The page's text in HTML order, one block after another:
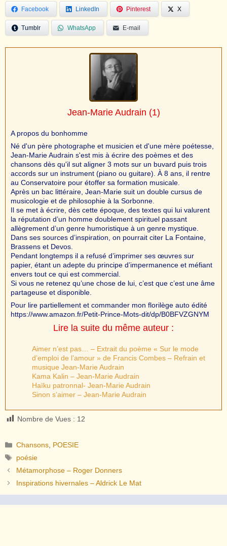
Facebook LinkedIn Pinterest X
Tumblr WhatsApp E-mail
Jean-Marie Audrain (1)
A propos du bonhomme
Né d'un père photographe et musicien et d'une mère poétesse,
Jean-Marie Audrain s'est mis à écrire des poèmes et des
chansons dès qu'il sut aligner 3 mots sur un buvard puis trois
accords sur un instrument (piano ou guitare). À 8 ans, il rentre
au Conservatoire pour étoffer sa formation musicale.
Après un bac littéraire, Jean-Marie suit un double cursus de
musicologie et de philosophie à la Sorbonne.
Il se met à écrire, dès cette époque, des textes qui lui valurent
la réputation d’un homme doublement spirituel passant
allègrement d’un genre humoristique à un genre mystique.
Dans ses sources d’inspiration, on pourrait citer La Fontaine,
Brassens et Devos.
Pendant longtemps il a refusé d’imprimer ses œuvres sur
papier, étant un adepte du principe d’impermanence et méfiant
envers tout ce qui est commercial.
Si vous ne retenez qu’une chose de lui, c’est que c’est une âme
partageuse et disponible.
Pour lire partiellement et commander mon florilège auto édité
https://www.amazon.fr/Petit-Prince-Mots-dit/dp/B0BFVZGNYM
Lire la suite du même auteur :
Aimer n’est pas… – Extrait du poème « Sur le mode
d’emploi de l’amour » de Francis Combes – Refrain et
musique Jean-Marie Audrain
Kama Kalin – Jean-Marie Audrain
Haïku patronnal- Jean-Marie Audrain
Sinon s’aimer – Jean-Marie Audrain
Nombre de Vues : 12
Catégories
Chansons POESIE
Étiquettes
poésie
Métamorphose – Roger Donners
Inspirations hivernales – Aldrick Le Mat